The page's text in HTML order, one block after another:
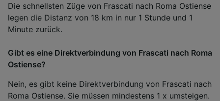
Die schnellsten Züge von Frascati nach Roma Ostiense
legen die Distanz von 18 km in nur 1 Stunde und 1
Minute zurück.
Gibt es eine Direktverbindung von Frascati nach Roma
Ostiense?
Nein, es gibt keine Direktverbindung von Frascati nach
Roma Ostiense. Sie müssen mindestens 1 x umsteigen.